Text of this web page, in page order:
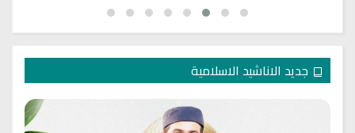
جديد الاناشيد الاسلامية